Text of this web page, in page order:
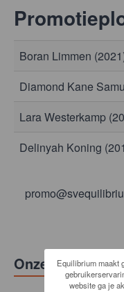
Boran Limmen
Diamond Kane
Lara Westerkamp
Delinyah Koning
Onze sponsoren
Equilibrium maakt
website ga je